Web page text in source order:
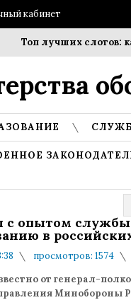
кабинет
Топ лучших слотов:
опытом службы
в
просмотров: 1574
от генерал-